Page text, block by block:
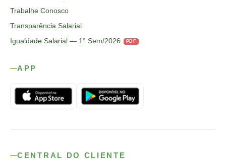
Trabalhe Conosco
Transparência Salarial
Igualdade Salarial — 1° Sem/2026
PDF
APP
CENTRAL DO CLIENTE